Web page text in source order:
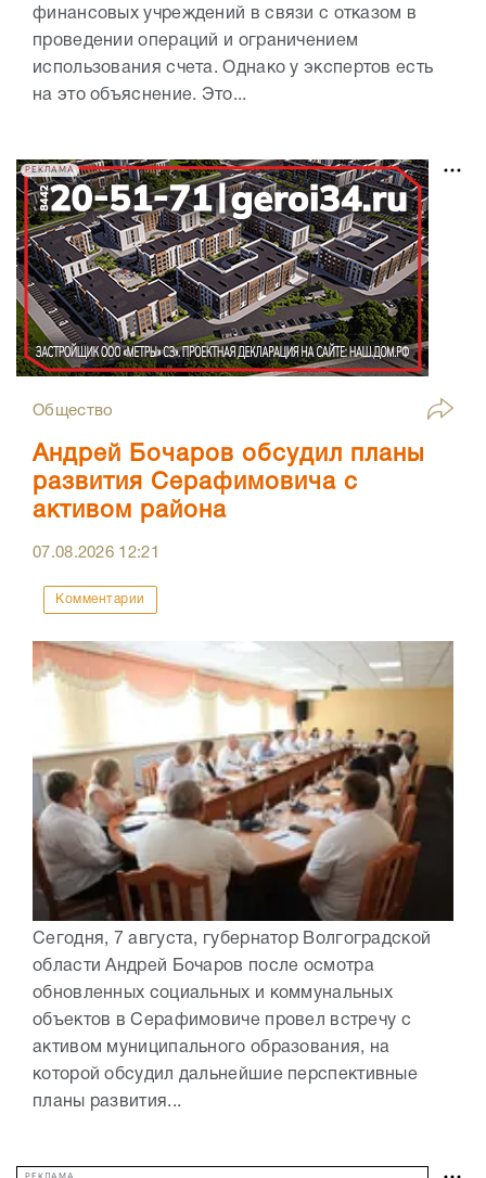
финансовых учреждений в связи с отказом в
проведении операций и ограничением
использования счета. Однако у экспертов есть
на это объяснение. Это...
РЕКЛАМА
Общество
Андрей Бочаров обсудил планы
развития Серафимовича с
активом района
07.08.2026 12:21
Комментарии
Сегодня, 7 августа, губернатор Волгоградской
области Андрей Бочаров после осмотра
обновленных социальных и коммунальных
объектов в Серафимовиче провел встречу с
активом муниципального образования, на
которой обсудил дальнейшие перспективные
планы развития...